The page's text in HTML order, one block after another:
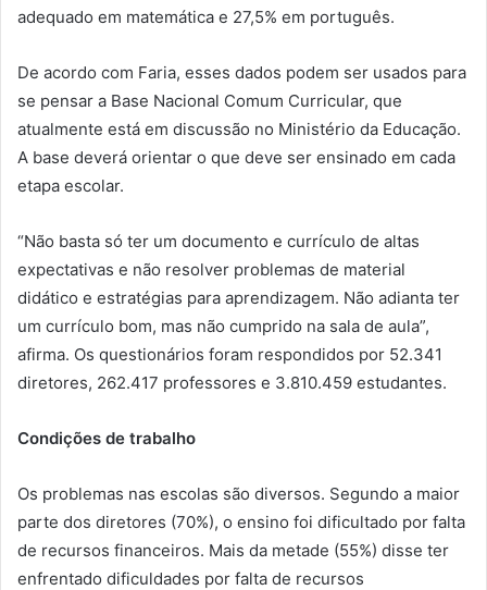
adequado em matemática e 27,5% em português.
De acordo com Faria, esses dados podem ser usados para
se pensar a Base Nacional Comum Curricular, que
atualmente está em discussão no Ministério da Educação.
A base deverá orientar o que deve ser ensinado em cada
etapa escolar.
“Não basta só ter um documento e currículo de altas
expectativas e não resolver problemas de material
didático e estratégias para aprendizagem. Não adianta ter
um currículo bom, mas não cumprido na sala de aula”,
afirma. Os questionários foram respondidos por 52.341
diretores, 262.417 professores e 3.810.459 estudantes.
Condições de trabalho
Os problemas nas escolas são diversos. Segundo a maior
parte dos diretores (70%), o ensino foi dificultado por falta
de recursos financeiros. Mais da metade (55%) disse ter
enfrentado dificuldades por falta de recursos